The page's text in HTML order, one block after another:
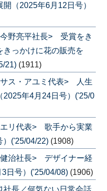
（2025年6月12日号）
野亮平社長> 受賞をき
きっかけに花の販売を
21) (1911)
ス・アユミ代表> 人生
2025年4月24日号）('25/0
リ代表> 歌手から実業
）('25/04/22) (1908)
治社長> デザイナー経
日号）('25/04/08) (1906)
長／何気ない日常会話